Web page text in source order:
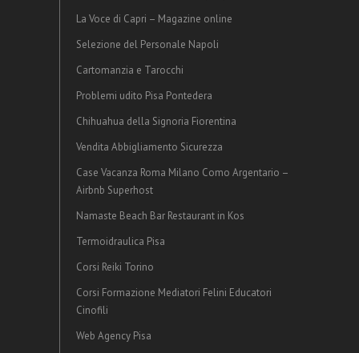
La Voce di Capri – Magazine online
Selezione del Personale Napoli
Cartomanzia e Tarocchi
Problemi udito Pisa Pontedera
Chihuahua della Signoria Fiorentina
Vendita Abbigliamento Sicurezza
Case Vacanza Roma Milano Como Argentario –
Airbnb Superhost
Namaste Beach Bar Restaurant in Kos
Termoidraulica Pisa
Corsi Reiki Torino
Corsi Formazione Mediatori Felini Educatori
Cinofili
Web Agency Pisa